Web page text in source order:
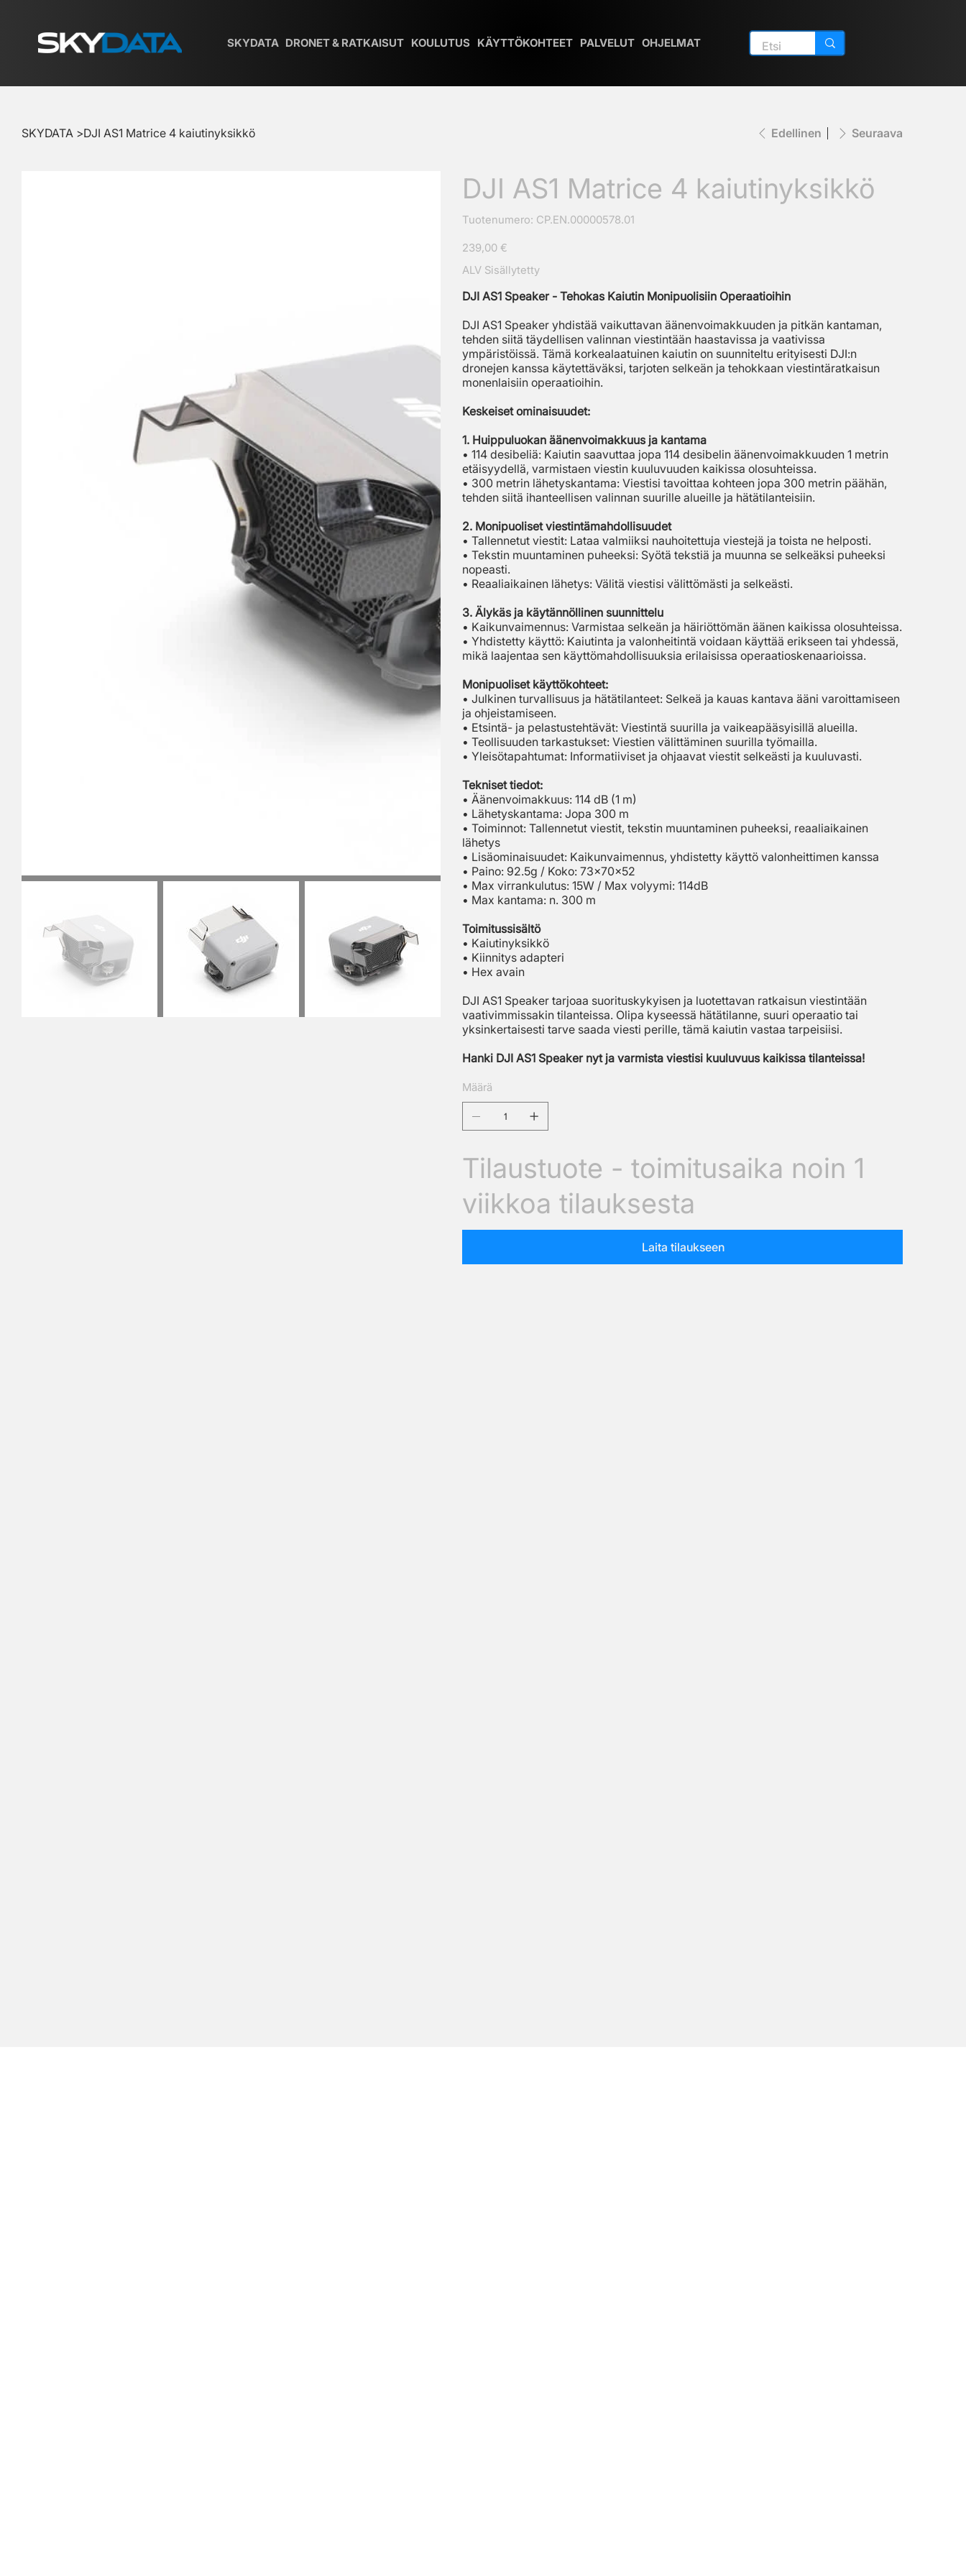
SKYDATA DRONET & RATKAISUT KOULUTUS KÄYTTÖKOHTEET PALVELUT OHJELMAT
SKYDATA >DJI AS1 Matrice 4 kaiutinyksikkö Edellinen Seuraava
DJI AS1 Matrice 4 kaiutinyksikkö
Tuotenumero:
SKU
CP.EN.00000578.01
CP.EN.00000578.01
Hinta
239,00 €
ALV Sisällytetty
DJI AS1 Speaker - Tehokas Kaiutin Monipuolisiin Operaatioihin
DJI AS1 Speaker yhdistää vaikuttavan äänenvoimakkuuden ja pitkän kantaman,
tehden siitä täydellisen valinnan viestintään haastavissa ja vaativissa
ympäristöissä. Tämä korkealaatuinen kaiutin on suunniteltu erityisesti DJI:n
dronejen kanssa käytettäväksi, tarjoten selkeän ja tehokkaan viestintäratkaisun
monenlaisiin operaatioihin.
Keskeiset ominaisuudet:
1. Huippuluokan äänenvoimakkuus ja kantama
• 114 desibeliä: Kaiutin saavuttaa jopa 114 desibelin äänenvoimakkuuden 1 metrin
etäisyydellä, varmistaen viestin kuuluvuuden kaikissa olosuhteissa.
• 300 metrin lähetyskantama: Viestisi tavoittaa kohteen jopa 300 metrin päähän,
tehden siitä ihanteellisen valinnan suurille alueille ja hätätilanteisiin.
2. Monipuoliset viestintämahdollisuudet
• Tallennetut viestit: Lataa valmiiksi nauhoitettuja viestejä ja toista ne helposti.
• Tekstin muuntaminen puheeksi: Syötä tekstiä ja muunna se selkeäksi puheeksi
nopeasti.
• Reaaliaikainen lähetys: Välitä viestisi välittömästi ja selkeästi.
3. Älykäs ja käytännöllinen suunnittelu
• Kaikunvaimennus: Varmistaa selkeän ja häiriöttömän äänen kaikissa olosuhteissa.
• Yhdistetty käyttö: Kaiutinta ja valonheitintä voidaan käyttää erikseen tai yhdessä,
mikä laajentaa sen käyttömahdollisuuksia erilaisissa operaatioskenaarioissa.
Monipuoliset käyttökohteet:
• Julkinen turvallisuus ja hätätilanteet: Selkeä ja kauas kantava ääni varoittamiseen
ja ohjeistamiseen.
• Etsintä- ja pelastustehtävät: Viestintä suurilla ja vaikeapääsyisillä alueilla.
• Teollisuuden tarkastukset: Viestien välittäminen suurilla työmailla.
• Yleisötapahtumat: Informatiiviset ja ohjaavat viestit selkeästi ja kuuluvasti.
Tekniset tiedot:
• Äänenvoimakkuus: 114 dB (1 m)
• Lähetyskantama: Jopa 300 m
• Toiminnot: Tallennetut viestit, tekstin muuntaminen puheeksi, reaaliaikainen
lähetys
• Lisäominaisuudet: Kaikunvaimennus, yhdistetty käyttö valonheittimen kanssa
• Paino: 92.5g / Koko: 73x70x52
• Max virrankulutus: 15W / Max volyymi: 114dB
• Max kantama: n. 300 m
Toimitussisältö
• Kaiutinyksikkö
• Kiinnitys adapteri
• Hex avain
DJI AS1 Speaker tarjoaa suorituskykyisen ja luotettavan ratkaisun viestintään
vaativimmissakin tilanteissa. Olipa kyseessä hätätilanne, suuri operaatio tai
yksinkertaisesti tarve saada viesti perille, tämä kaiutin vastaa tarpeisiisi.
Hanki DJI AS1 Speaker nyt ja varmista viestisi kuuluvuus kaikissa tilanteissa!
Määrä
Tilaustuote - toimitusaika noin 1
viikkoa tilauksesta
Laita tilaukseen